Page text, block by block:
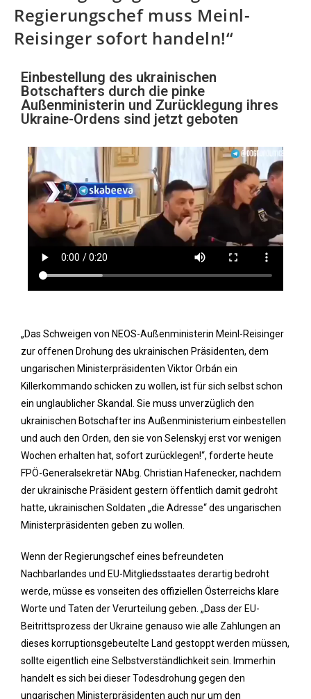
Regierungschef muss Meinl-
Reisinger sofort handeln!“
Einbestellung des ukrainischen
Botschafters durch die pinke
Außenministerin und Zurücklegung ihres
Ukraine-Ordens sind jetzt geboten
„Das Schweigen von NEOS-Außenministerin Meinl-Reisinger
zur offenen Drohung des ukrainischen Präsidenten, dem
ungarischen Ministerpräsidenten Viktor Orbán ein
Killerkommando schicken zu wollen, ist für sich selbst schon
ein unglaublicher Skandal. Sie muss unverzüglich den
ukrainischen Botschafter ins Außenministerium einbestellen
und auch den Orden, den sie von Selenskyj erst vor wenigen
Wochen erhalten hat, sofort zurücklegen!“, forderte heute
FPÖ-Generalsekretär NAbg. Christian Hafenecker, nachdem
der ukrainische Präsident gestern öffentlich damit gedroht
hatte, ukrainischen Soldaten „die Adresse“ des ungarischen
Ministerpräsidenten geben zu wollen.
Wenn der Regierungschef eines befreundeten
Nachbarlandes und EU-Mitgliedsstaates derartig bedroht
werde, müsse es vonseiten des offiziellen Österreichs klare
Worte und Taten der Verurteilung geben. „Dass der EU-
Beitrittsprozess der Ukraine genauso wie alle Zahlungen an
dieses korruptionsgebeutelte Land gestoppt werden müssen,
sollte eigentlich eine Selbstverständlichkeit sein. Immerhin
handelt es sich bei dieser Todesdrohung gegen den
ungarischen Ministerpräsidenten auch nur um den